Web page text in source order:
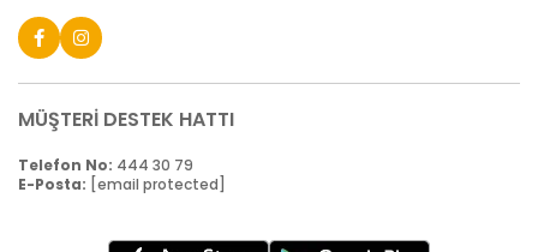
MÜŞTERİ DESTEK HATTI
Telefon No: 444 30 79
E-Posta: [email protected]